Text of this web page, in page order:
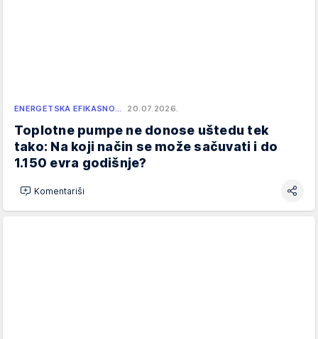
ENERGETSKA EFIKASNO… 20.07.2026.
Toplotne pumpe ne donose uštedu tek
tako: Na koji način se može sačuvati i do
1.150 evra godišnje?
Komentariši